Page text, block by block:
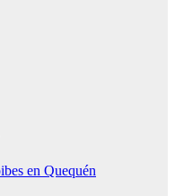
en Quequén